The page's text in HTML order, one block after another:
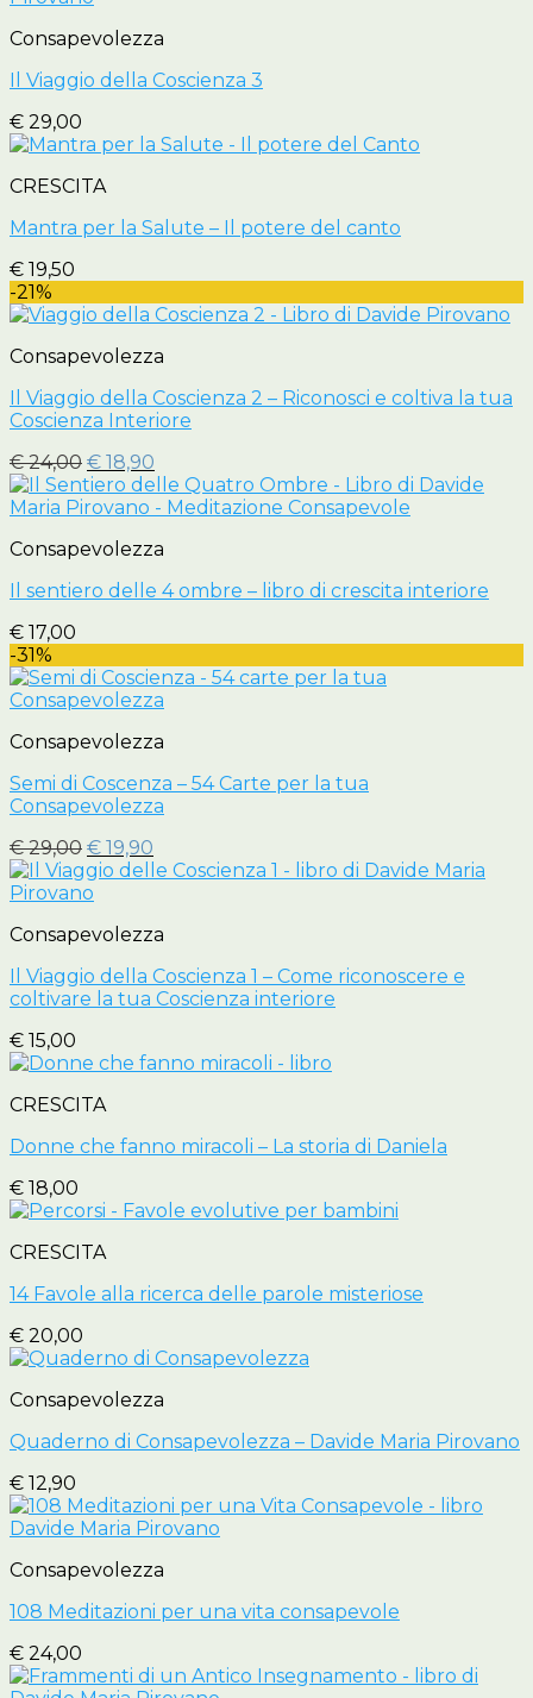
Consapevolezza
Il Viaggio della Coscienza 3
€ 29,00
CRESCITA
Mantra per la Salute – Il potere del canto
€ 19,50
-21%
Consapevolezza
Il Viaggio della Coscienza 2 – Riconosci e coltiva la tua
Coscienza Interiore
€24,00 Il
prezzo
originale
€ 24,00.
€ 18,90
prezzo
attuale
€ 18,90.
Consapevolezza
Il sentiero delle 4 ombre – libro di crescita interiore
€ 17,00
-31%
Consapevolezza
Semi di Coscenza – 54 Carte per la tua
Consapevolezza
€29,00 Il
prezzo
originale
€ 29,00.
€ 19,90
prezzo
€ 19,90.
Consapevolezza
Il Viaggio della Coscienza 1 – Come riconoscere e
coltivare la tua Coscienza interiore
€ 15,00
CRESCITA
Donne che fanno miracoli – La storia di Daniela
€ 18,00
CRESCITA
14 Favole alla ricerca delle parole misteriose
€ 20,00
Consapevolezza
Quaderno di Consapevolezza – Davide Maria Pirovano
€ 12,90
Consapevolezza
108 Meditazioni per una vita consapevole
€ 24,00